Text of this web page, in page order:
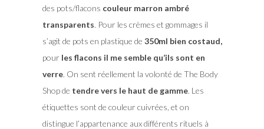
des pots/flacons couleur marron ambré
transparents. Pour les crèmes et gommages il
s’agit de pots en plastique de 350ml bien costaud,
pour les flacons il me semble qu’ils sont en
verre. On sent réellement la volonté de The Body
Shop de tendre vers le haut de gamme. Les
étiquettes sont de couleur cuivrées, et on
distingue l’appartenance aux différents rituels à